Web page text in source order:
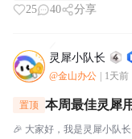
25 40 分享
灵犀小队长
@金山办公 1天前
置顶 本周最佳灵犀
🎉 大家好，我是灵犀小队